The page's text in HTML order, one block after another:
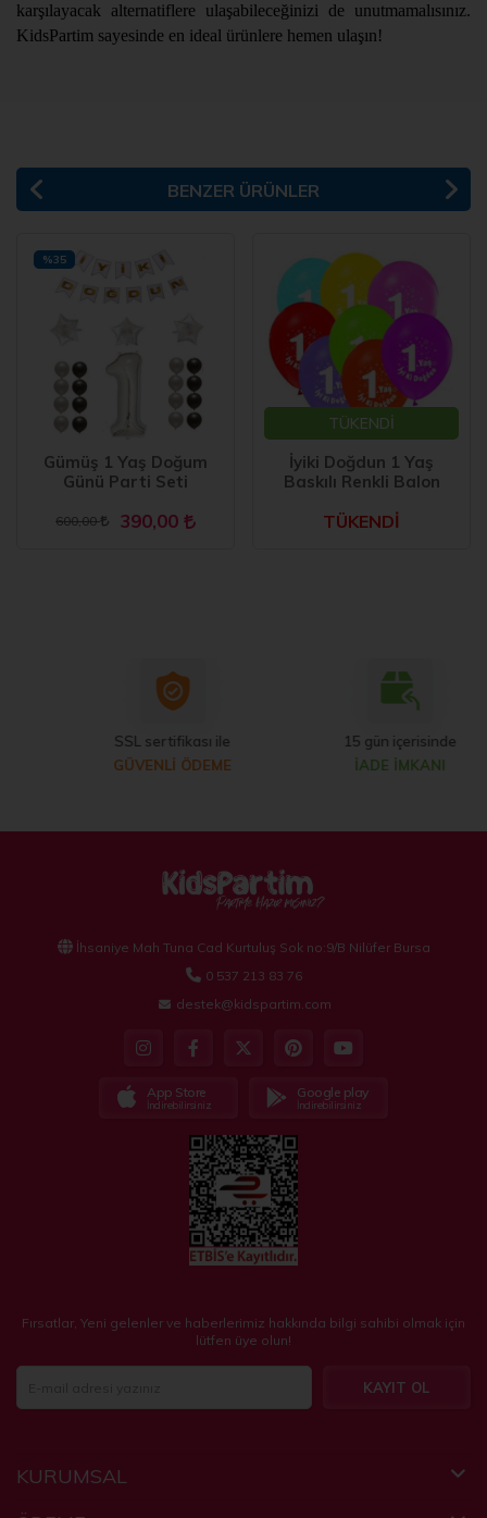
karşılayacak alternatiflere ulaşabileceğinizi de unutmamalısınız.
KidsPartim sayesinde en ideal ürünlere hemen ulaşın!
BENZER ÜRÜNLER
Gümüş 1 Yaş Doğum
Günü Parti Seti
600,00 390,00
%35
TÜKENDİ
İyiki Doğdun 1 Yaş
Baskılı Renkli Balon
TÜKENDİ
SSL sertifikası ile
GÜVENLİ ÖDEME
15 gün içerisinde
İADE İMKANI
İhsaniye Mah Tuna Cad Kurtuluş Sok no:9/B Nilüfer Bursa
0 537 213 83 76
destek@kidspartim.com
App Store
İndirebilirsiniz
Google play
İndirebilirsiniz
Fırsatlar, Yeni gelenler ve haberlerimiz hakkında bilgi sahibi olmak için
lütfen üye olun!
KAYIT OL
KURUMSAL